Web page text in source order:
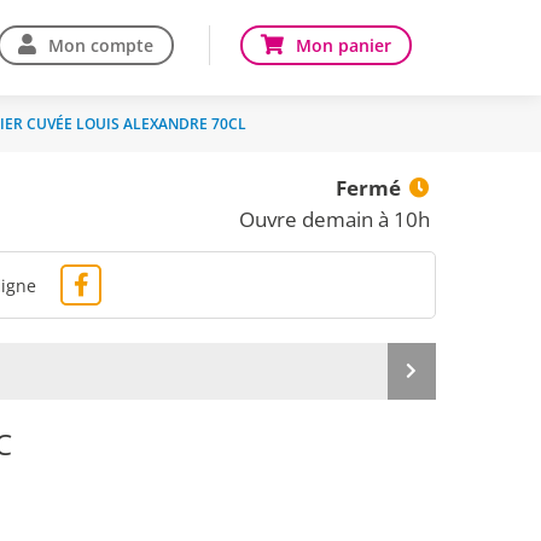
Mon compte Mon panier
CUVÉE LOUIS ALEXANDRE 70CL
Fermé
Ouvre demain à 10h
Produit
suivant